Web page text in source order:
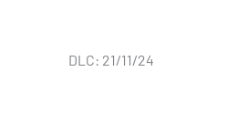
DLC: 21/11/24